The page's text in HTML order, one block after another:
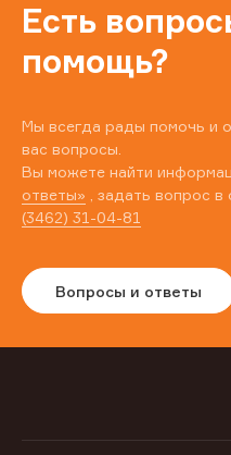
Есть
помощь?
Мы всегда рады помочь и
вас вопросы.
Вы можете найти
ответы» , задать вопрос в
(3462) 31-04-81
Вопросы и ответы